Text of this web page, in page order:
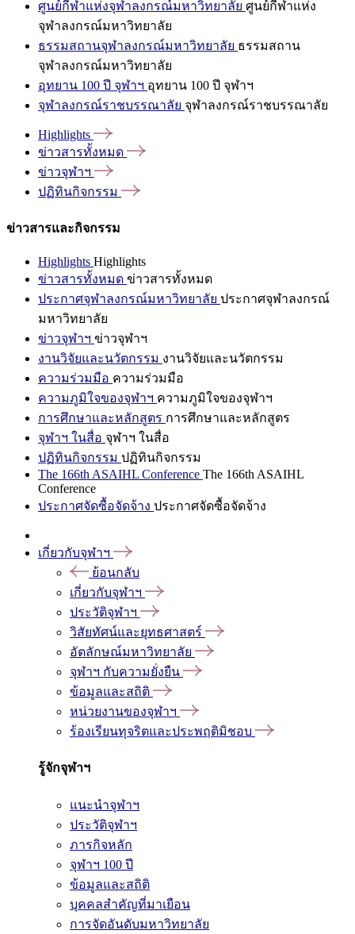
ศูนย์กีฬาแห่งจุฬาลงกรณ์มหาวิทยาลัย ศูนย์กีฬาแห่ง
จุฬาลงกรณ์มหาวิทยาลัย
ธรรมสถานจุฬาลงกรณ์มหาวิทยาลัย ธรรมสถาน
จุฬาลงกรณ์มหาวิทยาลัย
อุทยาน 100 ปี จุฬาฯ อุทยาน 100 ปี จุฬาฯ
จุฬาลงกรณ์ราชบรรณาลัย จุฬาลงกรณ์ราชบรรณาลัย
Highlights
ข่าวสารทั้งหมด
ข่าวจุฬาฯ
ปฏิทินกิจกรรม
ข่าวสารและกิจกรรม
Highlights Highlights
ข่าวสารทั้งหมด ข่าวสารทั้งหมด
ประกาศจุฬาลงกรณ์มหาวิทยาลัย ประกาศจุฬาลงกรณ์
มหาวิทยาลัย
ข่าวจุฬาฯ ข่าวจุฬาฯ
งานวิจัยและนวัตกรรม งานวิจัยและนวัตกรรม
ความร่วมมือ ความร่วมมือ
ความภูมิใจของจุฬาฯ ความภูมิใจของจุฬาฯ
การศึกษาและหลักสูตร การศึกษาและหลักสูตร
จุฬาฯ ในสื่อ จุฬาฯ ในสื่อ
ปฏิทินกิจกรรม ปฏิทินกิจกรรม
The 166th ASAIHL Conference The 166th ASAIHL
Conference
ประกาศจัดซื้อจัดจ้าง ประกาศจัดซื้อจัดจ้าง
เกี่ยวกับจุฬาฯ
ย้อนกลับ
เกี่ยวกับจุฬาฯ
ประวัติจุฬาฯ
วิสัยทัศน์และยุทธศาสตร์
อัตลักษณ์มหาวิทยาลัย
จุฬาฯ กับความยั่งยืน
ข้อมูลและสถิติ
หน่วยงานของจุฬาฯ
ร้องเรียนทุจริตและประพฤติมิชอบ
รู้จักจุฬาฯ
แนะนำจุฬาฯ
ประวัติจุฬาฯ
ภารกิจหลัก
จุฬาฯ 100 ปี
ข้อมูลและสถิติ
บุคคลสำคัญที่มาเยือน
การจัดอันดับมหาวิทยาลัย